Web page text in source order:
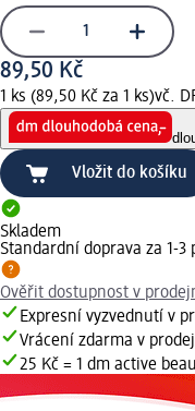
89,50 Kč
1 ks (89,50 Kč za 1 ks)vč.
Vložit do košíku
Skladem
Standardní doprava za 1-3
Ověřit dostupnost v
Expresní vyzvednutí v
Vrácení zdarma v
25 Kč = 1 dm active